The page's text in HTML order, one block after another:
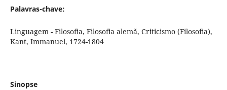
Palavras-chave:
Linguagem - Filosofia, Filosofia alemã, Criticismo (Filosofia),
Kant, Immanuel, 1724-1804
Sinopse